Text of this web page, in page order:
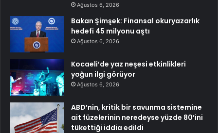
Ağustos 6, 2026
Bakan Şimşek: Finansal okuryazarlık
hedefi 45 milyonu aştı
Ağustos 6, 2026
Kocaeli’de yaz neşesi etkinlikleri
yoğun ilgi görüyor
Ağustos 6, 2026
ABD’nin, kritik bir savunma sistemine
ait füzelerinin neredeyse yüzde 80’ini
tükettiği iddia edildi